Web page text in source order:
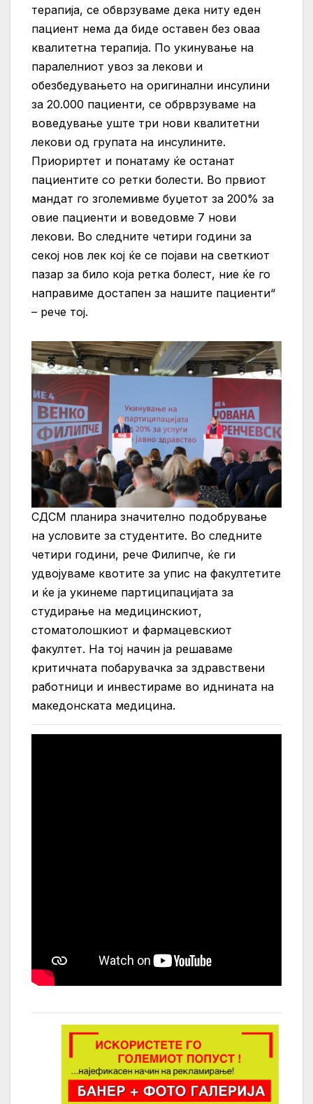
терапија, се обврзуваме дека ниту еден
пациент нема да биде оставен без оваа
квалитетна терапија. По укинување на
паралелниот увоз за лекови и
обезбедувањето на оригинални инсулини
за 20.000 пациенти, се обрврзуваме на
воведување уште три нови квалитетни
лекови од групата на инсулините.
Приориртет и понатаму ќе останат
пациентите со ретки болести. Во првиот
мандат го зголемивме буџетот за 200% за
овие пациенти и воведовме 7 нови
лекови. Во следните четири години за
секој нов лек кој ќе се појави на светкиот
пазар за било која ретка болест, ние ќе го
направиме достапен за нашите пациенти“
– рече тој.
СДСМ планира значително подобрување
на условите за студентите. Во следните
четири години, рече Филипче, ќе ги
удвојуваме квотите за упис на факултетите
и ќе ја укинеме партиципацијата за
студирање на медицинскиот,
стоматолошкиот и фармацевскиот
факултет. На тој начин ја решаваме
критичната побарувачка за здравствени
работници и инвестираме во иднината на
македонската медицина.